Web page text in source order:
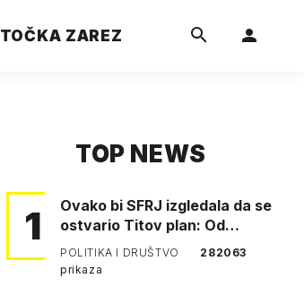
TOČKA ZAREZ
TOP NEWS
1
Ovako bi SFRJ izgledala da se
ostvario Titov plan: Od
Klagenfurta do Istanbula!
POLITIKA I DRUŠTVO
282063
prikaza